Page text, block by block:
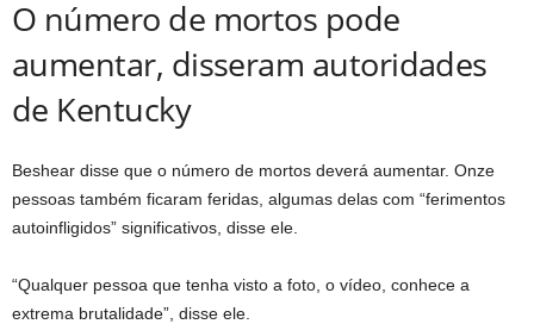
O número de mortos pode
aumentar, disseram autoridades
de Kentucky
Beshear disse que o número de mortos deverá aumentar. Onze
pessoas também ficaram feridas, algumas delas com “ferimentos
autoinfligidos” significativos, disse ele.
“Qualquer pessoa que tenha visto a foto, o vídeo, conhece a
extrema brutalidade”, disse ele.